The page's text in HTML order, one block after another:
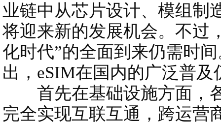
业链中从芯片设计、模组制
将迎来新的发展机会。不过
化时代”的全面到来仍需时
出，eSIM在国内的广泛普
首先在基础设施方面，
完全实现互联互通，跨运营